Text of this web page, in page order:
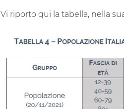
Vi riporto qui la tabella, nella